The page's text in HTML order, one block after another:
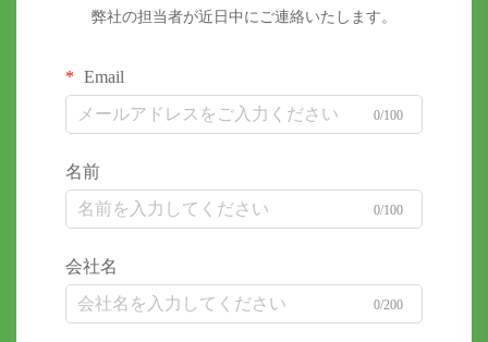
弊社の担当者が近日中にご連絡いたします。
Email
0/100
名前
0/100
会社名
0/200